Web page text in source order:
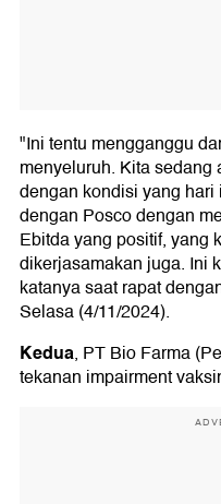
"Ini tentu mengganggu
menyeluruh. Kita
dengan kondisi yang
dengan Posco dengan
Ebitda yang positif, yang
dikerjasamakan juga. Ini
katanya saat rapat
Selasa (4/11/2024).
Kedua, PT Bio Farma
tekanan impairment